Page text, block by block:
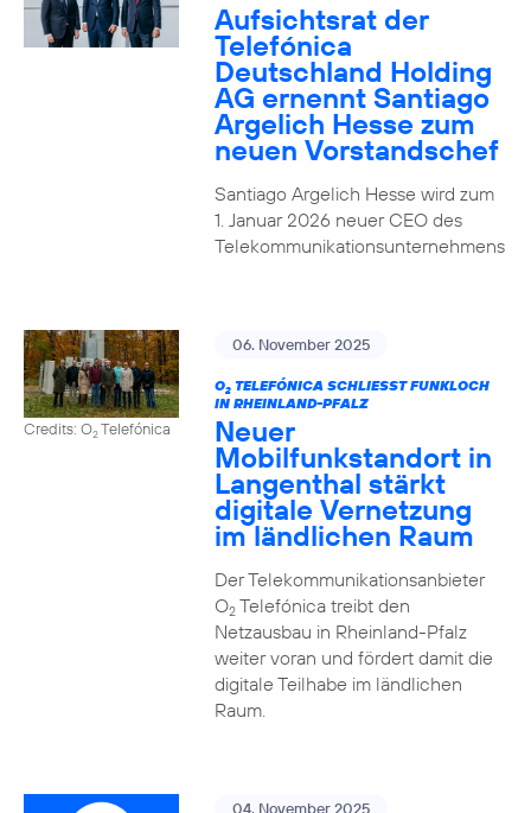
Aufsichtsrat der
Telefónica
Deutschland Holding
AG ernennt Santiago
Argelich Hesse zum
neuen Vorstandschef
Santiago Argelich Hesse wird zum
1. Januar 2026 neuer CEO des
Telekommunikationsunternehmens
Credits: O2Telefónica
06. November 2025
O2TELEFÓNICA SCHLIESST FUNKLOCH I
N RHEINLAND-PFALZ
Neuer
Mobilfunkstandort in
Langenthal stärkt
digitale Vernetzung
im ländlichen Raum
Der Telekommunikationsanbieter
O2Telefónica treibt den
Netzausbau in Rheinland-Pfalz
weiter voran und fördert damit die
digitale Teilhabe im ländlichen
Raum.
04. November 2025